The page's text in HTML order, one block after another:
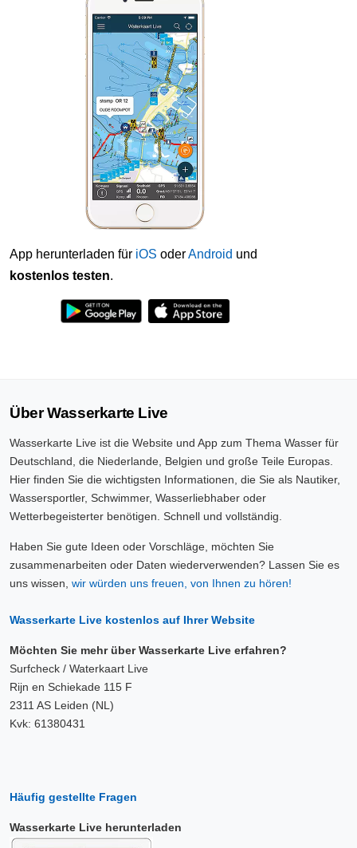
App herunterladen für iOS oderAndroid und
kostenlos testen.
Über Wasserkarte Live
Wasserkarte Live ist die Website und App zum Thema Wasser für
Deutschland, die Niederlande, Belgien und große Teile Europas.
Hier finden Sie die wichtigsten Informationen, die Sie als Nautiker,
Wassersportler, Schwimmer, Wasserliebhaber oder
Wetterbegeisterter benötigen. Schnell und vollständig.
Haben Sie gute Ideen oder Vorschläge, möchten Sie
zusammenarbeiten oder Daten wiederverwenden? Lassen Sie es
uns wissen, wir würden uns freuen, von Ihnen zu hören!
Wasserkarte Live kostenlos auf Ihrer Website
Möchten Sie mehr über Wasserkarte Live erfahren?
Surfcheck / Waterkaart Live
Rijn en Schiekade 115 F
2311 AS Leiden (NL)
Kvk: 61380431
Häufig gestellte Fragen
Wasserkarte Live herunterladen